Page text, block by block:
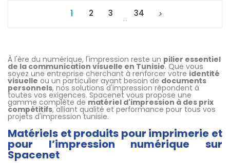
1 2 3
…
34
À l'ère du numérique, l'impression reste un pilier essentiel
de la communication visuelle en Tunisie. Que vous
soyez une entreprise cherchant à renforcer votre identité
visuelle ou un particulier ayant besoin de documents
personnels, nos solutions d'impression répondent à
toutes vos exigences. Spacenet vous propose une
gamme complète de matériel d'impression à des prix
compétitifs, alliant qualité et performance pour tous vos
projets d'impression tunisie.
Matériels et produits pour imprimerie et
pour l’impression numérique sur
Spacenet